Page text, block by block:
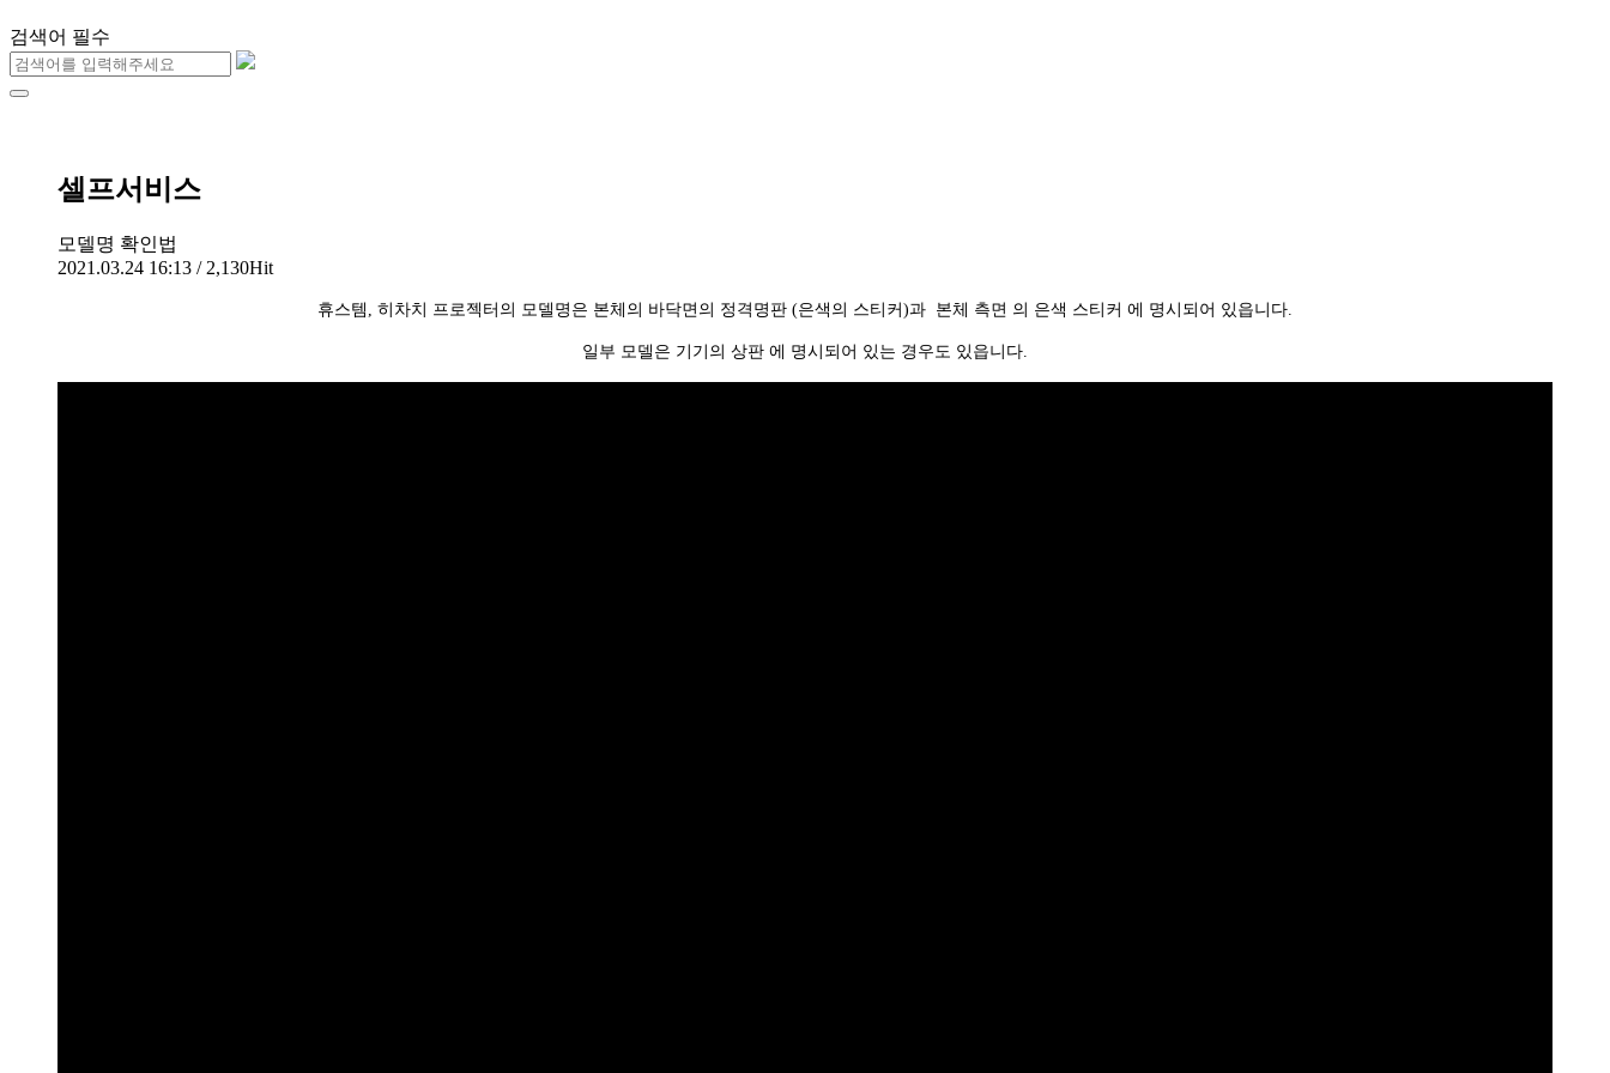
검색어 필수
셀프서비스
모델명 확인법
2021.03.24 16:13 / 2,130Hit
휴스템, 히차치 프로젝터의 모델명은 본체의 바닥면의 정격명판 (은색의 스티커)과 본체 측면 의 은색 스티커 에 명시되어 있읍니다.
일부 모델은 기기의 상판 에 명시되어 있는 경우도 있읍니다.